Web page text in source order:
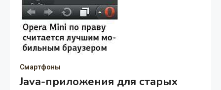
Смартфоны
Java-приложения для старых